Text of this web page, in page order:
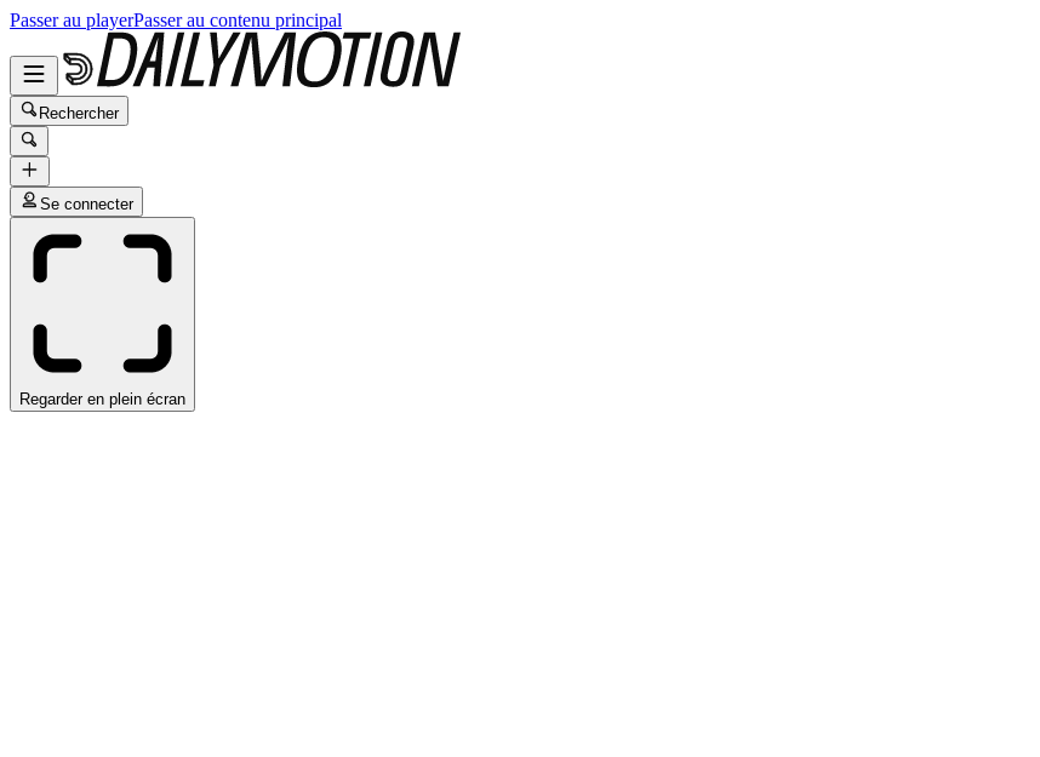
Passer au playerPasser au contenu principal
Rechercher
Se connecter
Regarder en plein écran